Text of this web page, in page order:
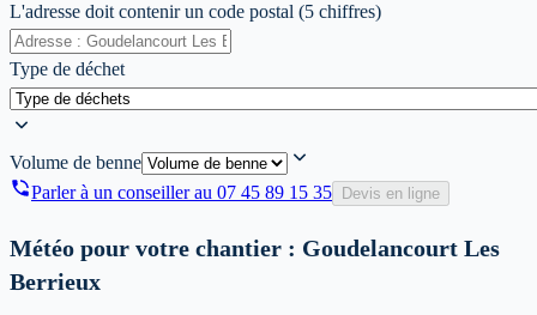
L'adresse doit contenir un code postal (5 chiffres)
Type de déchet
Volume de benne
Parler à un conseiller au 07 45 89 15 35 Devis en ligne
Météo pour votre chantier : Goudelancourt Les
Berrieux